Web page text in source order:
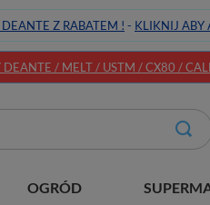
Z RABATEM ! - KLIKNIJ ABY
DEANTE / MELT / USTM / CX80 /
OGRÓD